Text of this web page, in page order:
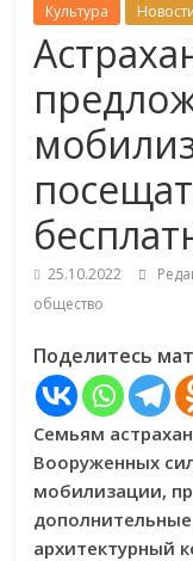
Культура
25.10.2022
общество
Поделитесь
Семьям
Вооруженных
мобилизации,
архитектурный